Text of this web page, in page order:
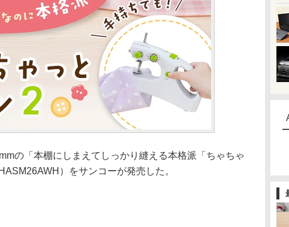
の「本棚にしまえてしっかり縫える本格派「ちゃちゃ
）をサンコーが発売した。